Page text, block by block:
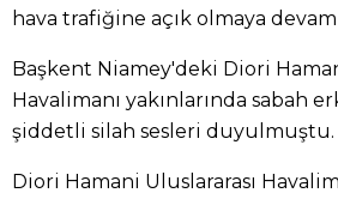
hava trafiğine açık olmaya
Başkent Niamey'deki Diori
Havalimanı yakınlarında sabah
şiddetli silah sesleri duyulmuştu.
Diori Hamani Uluslararası